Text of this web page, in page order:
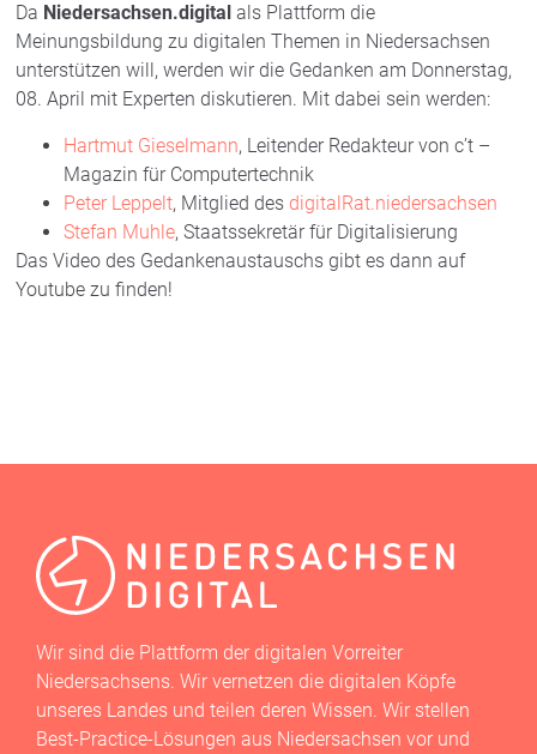
Da Niedersachsen.digital als Plattform die
Meinungsbildung zu digitalen Themen in Niedersachsen
unterstützen will, werden wir die Gedanken am Donnerstag,
08. April mit Experten diskutieren. Mit dabei sein werden:
Hartmut Gieselmann, Leitender Redakteur von c’t –
Magazin für Computertechnik
Peter Leppelt, Mitglied des digitalRat.niedersachsen
Stefan Muhle, Staatssekretär für Digitalisierung
Das Video des Gedankenaustauschs gibt es dann auf
Youtube zu finden!
Wir sind die Plattform der digitalen Vorreiter
Niedersachsens. Wir vernetzen die digitalen Köpfe
unseres Landes und teilen deren Wissen. Wir stellen
Best-Practice-Lösungen aus Niedersachsen vor und